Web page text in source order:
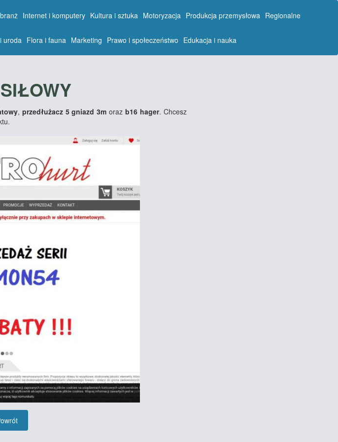
Internet i komputery Kultura i sztuka Motoryzacja Produkcja przemysłowa Regionalne
uroda Flora i fauna Marketing Prawo i społeczeństwo Edukacja i nauka
, przedłużacz 5 gniazd 3m orazb16 hager. Chcesz